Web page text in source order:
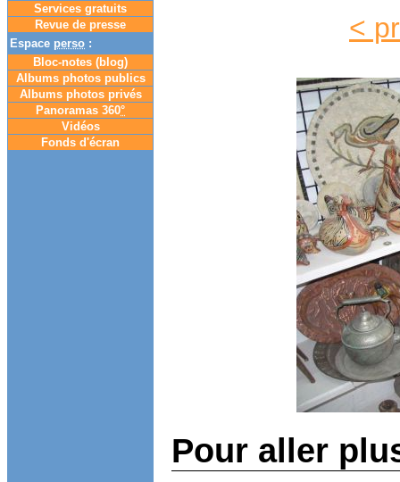
Services gratuits
Revue de presse
Espace perso :
Bloc-notes (blog)
Albums photos publics
Albums photos privés
Panoramas 360°
Vidéos
Fonds d'écran
<
Pour aller